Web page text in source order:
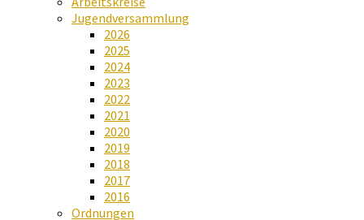
Jugendversammlung
2026
2025
2024
2023
2022
2021
2020
2019
2018
2017
2016
Ordnungen